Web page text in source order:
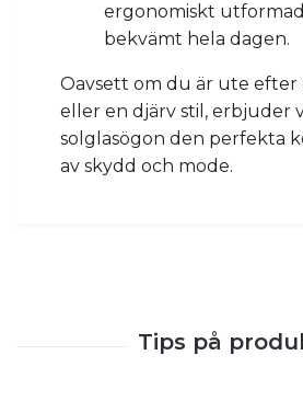
ergonomiskt
bekvämt hela dagen.
Oavsett om du är ute efter
eller en djärv stil, erbjuder
solglasögon den perfekta
av skydd och mode.